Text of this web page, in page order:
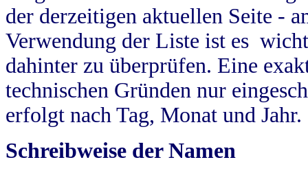
der derzeitigen aktuellen Seite -
Verwendung der Liste ist es
dahinter zu überprüfen. Eine
technischen Gründen nur
erfolgt nach Tag, Monat und Jahr.
Schreibweise der Namen